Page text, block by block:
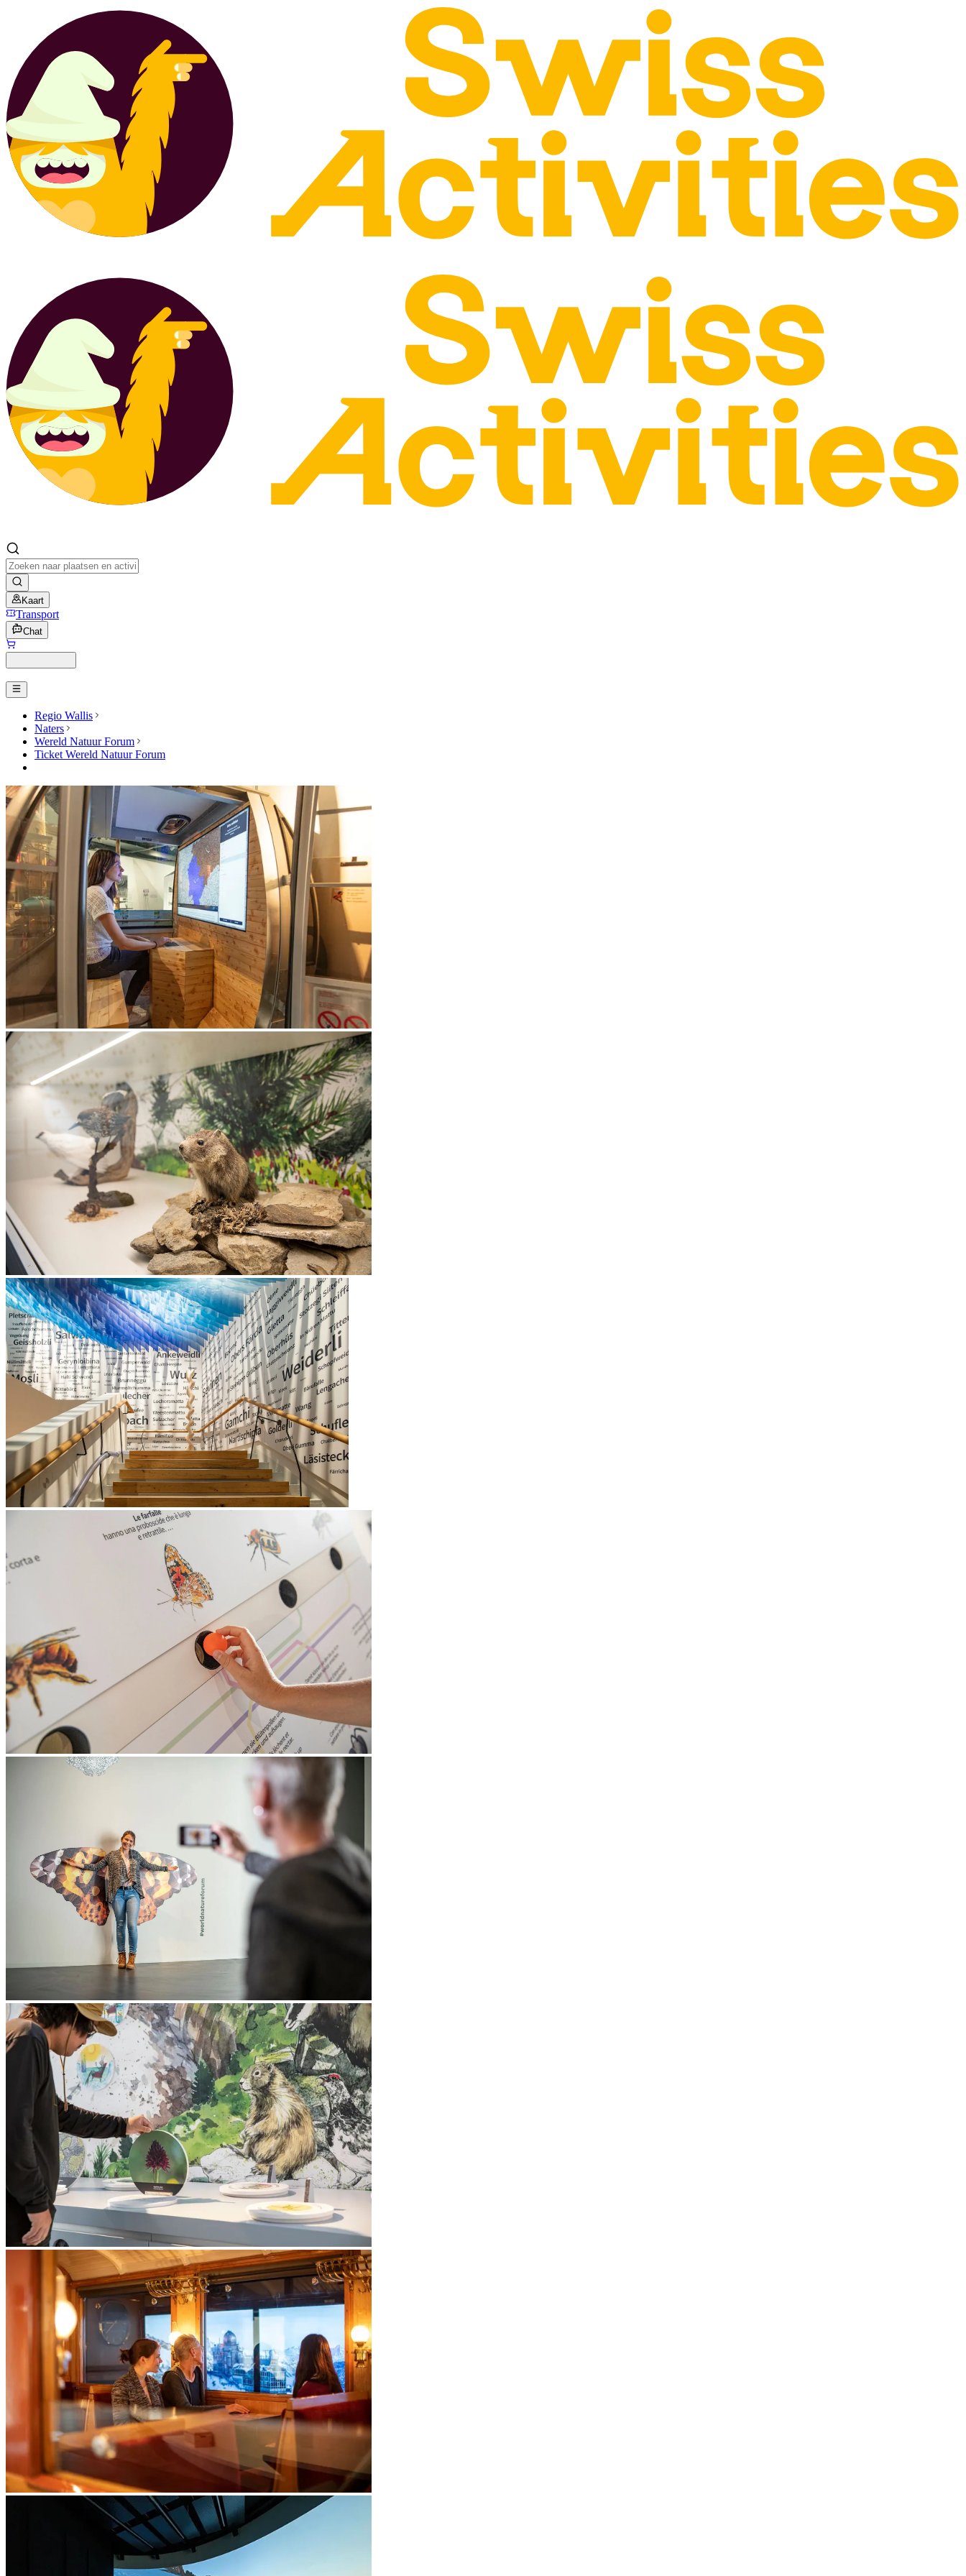
Kaart
Transport
Chat
Regio Wallis
Naters
Wereld Natuur Forum
Ticket Wereld Natuur Forum